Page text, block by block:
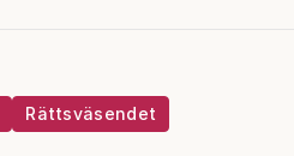
Rättsväsendet